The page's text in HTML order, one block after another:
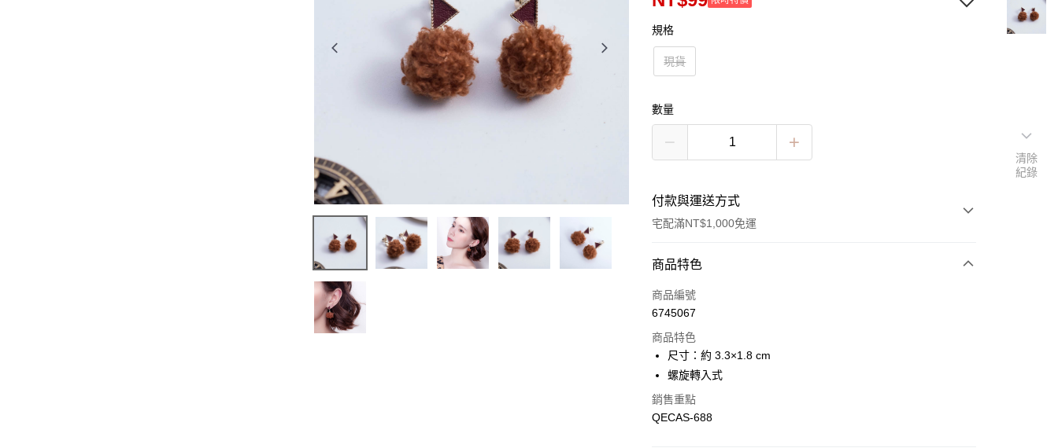
規格
現貨
數量
付款與運送方式
宅配滿NT$1,000免運
付款方式
信用卡一次付款
Apple Pay
悠遊付
Google Pay
商品特色
商品編號
6745067
商品特色
尺寸：約 3.3×1.8 cm
螺旋轉入式
銷售重點
QECAS-688
清除
紀錄